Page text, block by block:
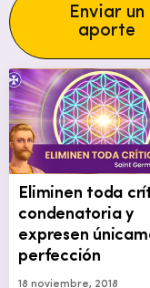
Enviar un
aporte
Eliminen toda
condenatoria y
expresen
perfección
18 noviembre, 2018